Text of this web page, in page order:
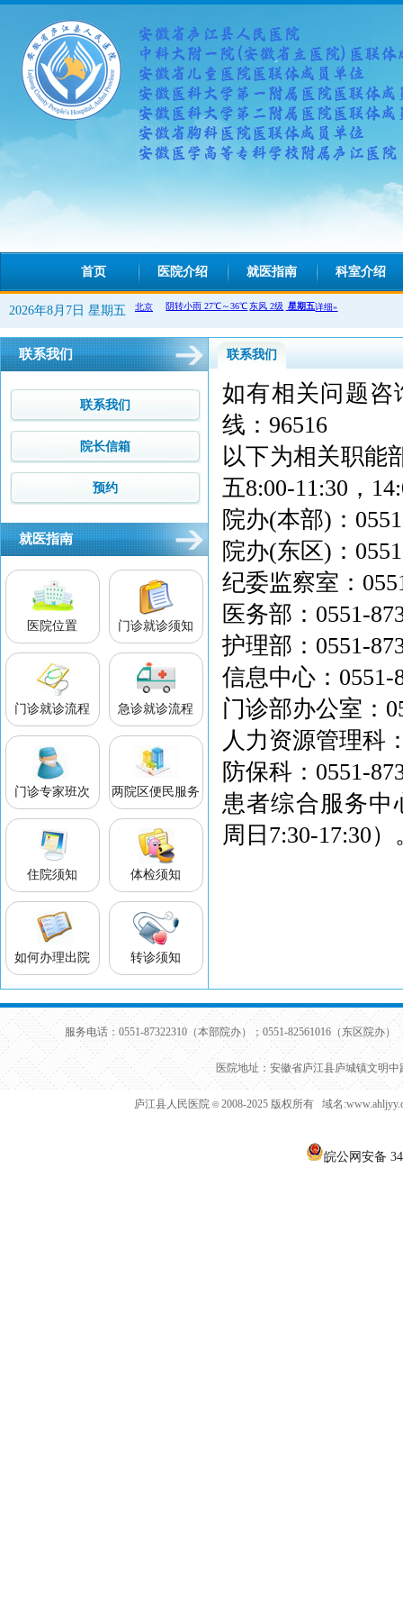
首页 医院介绍 就医指南 科室介绍
2026年8月7日 星期五
联系我们
联系我们
院长信箱
预约
就医指南
医院位置 门诊就诊须知
门诊就诊流程 急诊就诊流程
门诊专家班次 两院区便民服务
住院须知 体检须知
如何办理出院 转诊须知
联系我们
如有相关问题咨
线：96516
以下为相关职能
五8:00-11:30，
院办(本部)：
院办(东区)：
纪委监察室：
医务部：0551-
护理部：0551-
信息中心：0551-
门诊部办公室：
人力资源管理科
防保科：0551-
患者综合服务中
周日7:30-17:30
服务电话：0551-87322310（本部院办）；0551-82561016（东区院办
医院地址：安徽省庐江县庐城镇文明
庐江县人民医院 © 2008-2025 版权所有 域名
皖公网安备